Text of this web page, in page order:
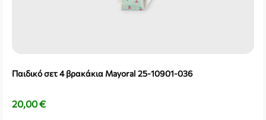
Παιδικό σετ 4 βρακάκια Mayoral 25-10901-036
20,00€